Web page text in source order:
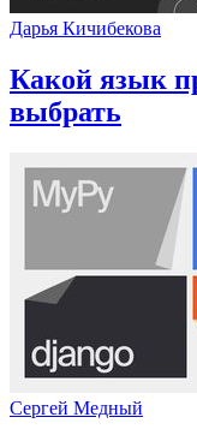
Дарья Кичибекова
Какой язык
выбрать
Сергей Медный